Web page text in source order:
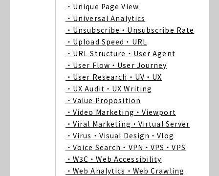
・Unique Page View
・Universal Analytics
・Unsubscribe ・Unsubscribe Rate
・Upload Speed ・URL
・URL Structure ・User Agent
・User Flow ・User Journey
・User Research ・UV ・UX
・UX Audit ・UX Writing
・Value Proposition
・Video Marketing ・Viewport
・Viral Marketing ・Virtual Server
・Virus ・Visual Design ・Vlog
・Voice Search ・VPN ・VPS ・VPS
・W3C ・Web Accessibility
・Web Analytics ・Web Crawling